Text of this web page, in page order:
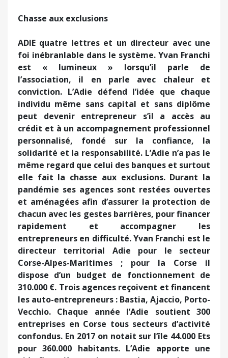
Chasse aux exclusions
ADIE quatre lettres et un directeur avec une
foi inébranlable dans le système. Yvan Franchi
est « lumineux » lorsqu’il parle de
l’association, il en parle avec chaleur et
conviction. L’Adie défend l’idée que chaque
individu même sans capital et sans diplôme
peut devenir entrepreneur s’il a accès au
crédit et à un accompagnement professionnel
personnalisé, fondé sur la confiance, la
solidarité et la responsabilité. L’Adie n’a pas le
même regard que celui des banques et surtout
elle fait la chasse aux exclusions. Durant la
pandémie ses agences sont restées ouvertes
et aménagées afin d’assurer la protection de
chacun avec les gestes barrières, pour financer
rapidement et accompagner les
entrepreneurs en difficulté. Yvan Franchi est le
directeur territorial Adie pour le secteur
Corse-Alpes-Maritimes ; pour la Corse il
dispose d’un budget de fonctionnement de
310.000 €. Trois agences reçoivent et financent
les auto-entrepreneurs : Bastia, Ajaccio, Porto-
Vecchio. Chaque année l’Adie soutient 300
entreprises en Corse tous secteurs d’activité
confondus. En 2017 on notait sur l’île 44.000 Ets
pour 360.000 habitants. L’Adie apporte une